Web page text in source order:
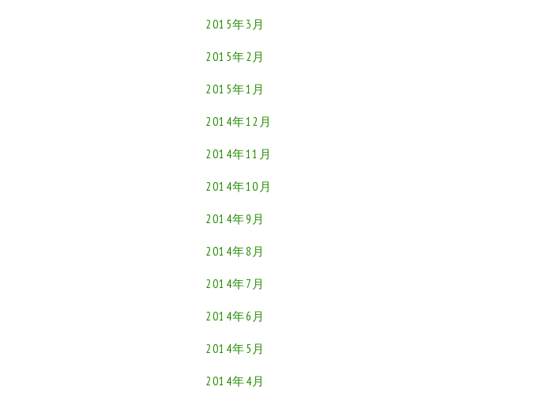
2015年3月
2015年2月
2015年1月
2014年12月
2014年11月
2014年10月
2014年9月
2014年8月
2014年7月
2014年6月
2014年5月
2014年4月